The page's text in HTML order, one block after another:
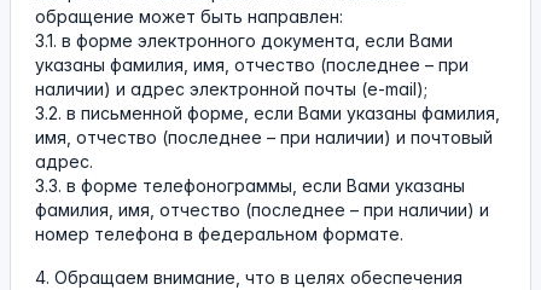
обращение может быть направлен:
3.1. в форме электронного документа, если Вами
указаны фамилия, имя, отчество (последнее – при
наличии) и адрес электронной почты (e-mail);
3.2. в письменной форме, если Вами указаны фамилия,
имя, отчество (последнее – при наличии) и почтовый
адрес.
3.3. в форме телефонограммы, если Вами указаны
фамилия, имя, отчество (последнее – при наличии) и
номер телефона в федеральном формате.
4. Обращаем внимание, что в целях обеспечения